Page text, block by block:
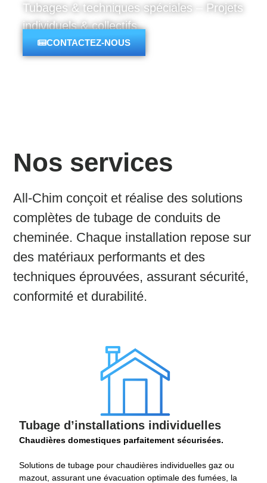
Tubages & techniques spéciales – Projets
individuels & collectifs
CONTACTEZ-NOUS
Nos services
All-Chim conçoit et réalise des solutions
complètes de tubage de conduits de
cheminée. Chaque installation repose sur
des matériaux performants et des
techniques éprouvées, assurant sécurité,
conformité et durabilité.
Tubage d’installations individuelles
Chaudières domestiques parfaitement sécurisées.
Solutions de tubage pour chaudières individuelles gaz ou
mazout, assurant une évacuation optimale des fumées, la